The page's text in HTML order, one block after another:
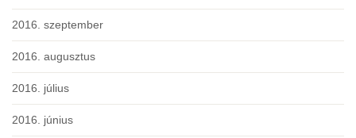
2016. szeptember
2016. augusztus
2016. július
2016. június